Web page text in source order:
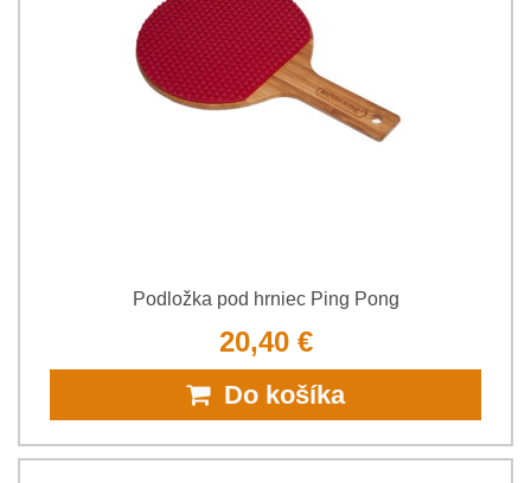
Podložka pod hrniec Ping Pong
20,40 €
Do košíka